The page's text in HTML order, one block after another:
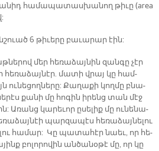
հա­մա­պա­տաս­խա­նող թի­ւը (area
6 թի­ւե­րը բա­ւա­րար էին:
մեր հե­ռա­ձայ­նին զան­գը չէր
հե­ռա­ձայ­նէր. մա­տի վրայ կը համ­
ու­նե­ցող­նե­րը: Քա­ղա­քի կող­մը բնա­
քա­նի մը հո­գին ի­րենց տան մէջ
Ա­ռանց կա­րե­ւոր ը­սե­լիք մը ու­նե­նա­
հե­ռա­ձայ­նէի պար­զա­պէս հե­ռա­ձայ­նե­լու
հա­մար: Կը պա­տա­հէր նաեւ, որ հե­
բո­լո­րո­վին ան­ծա­նօ­թէ մը, որ կը